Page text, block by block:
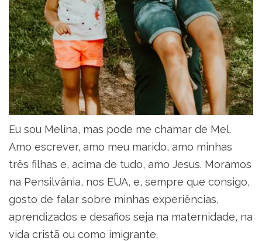
Eu sou Melina, mas pode me chamar de Mel.
Amo escrever, amo meu marido, amo minhas
três filhas e, acima de tudo, amo Jesus. Moramos
na Pensilvânia, nos EUA, e, sempre que consigo,
gosto de falar sobre minhas experiências,
aprendizados e desafios seja na maternidade, na
vida cristã ou como imigrante.